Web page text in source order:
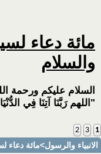
مائة دعاء
والسلام
"اللهم رَبَّنَا آتِنَا فِي
1
2 3
الانبياء والرسول>مائة دعاء